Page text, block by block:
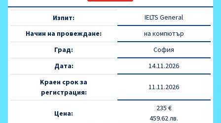
Изпит:
IELTS General
Начин на провеждане:
на компютър
Град:
София
Дата:
14.11.2026
Kраен срок за
регистрация:
11.11.2026
Цена:
235 €
459.62 лв.